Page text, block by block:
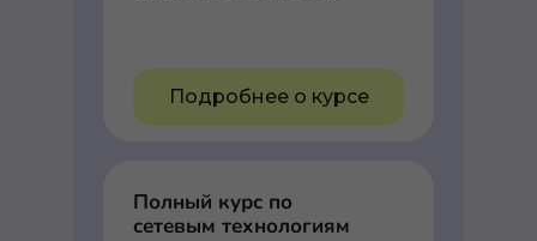
Подробнее о курсе
Полный курс по
сетевым технологиям